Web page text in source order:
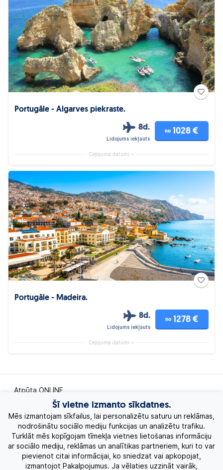
Portugāle - Algarves piekraste.
8d.
Lidojums iekļauts
no 1028 €
Ceļojuma datumi
Portugāle - Madeira.
8d.
Lidojums iekļauts
no 1278 €
Ceļojuma datumi
Atpūta ONLINE
Ekskursiju ceļojumi
Eksotiskie ceļojumi
Labākie piedāvājumi
Šī vietne izmanto sīkdatnes.
Mēs izmantojam sīkfailus, lai personalizētu saturu un reklāmas,
nodrošinātu sociālo mediju funkcijas un analizētu trafiku.
Turklāt mēs kopīgojam tīmekļa vietnes lietošanas informāciju
ar sociālo mediju, reklāmas un analītikas partneriem, kuri to var
pievienot citai informācijai, ko sniedzat vai apkopojat,
izmantojot Pakalpojumus. Ja vēlaties uzzināt vairāk,